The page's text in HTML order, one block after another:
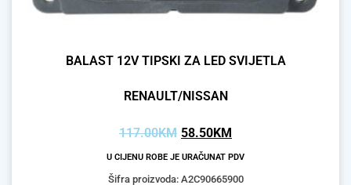
BALAST 12V TIPSKI ZA LED SVIJETLA
RENAULT/NISSAN
117.00KM 58.50KM
U CIJENU ROBE JE URAČUNAT PDV
Šifra proizvoda: A2C90665900